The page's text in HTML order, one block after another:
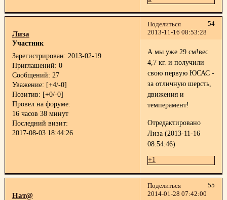
Поделиться
54
2013-11-16 08:53:28
Лиза
Участник
Зарегистрирован: 2013-02-19
Приглашений: 0
Сообщений: 27
Уважение: [+4/-0]
Позитив: [+0/-0]
Провел на форуме:
16 часов 38 минут
Последний визит:
2017-08-03 18:44:26
А мы уже 29 см!вес
4,7 кг. и получили
свою первую ЮСАС -
за отличную шерсть,
движения и
темперамент!
Отредактировано
Лиза (2013-11-16
08:54:46)
+1
Поделиться
55
2014-01-28 07:42:00
Нат@